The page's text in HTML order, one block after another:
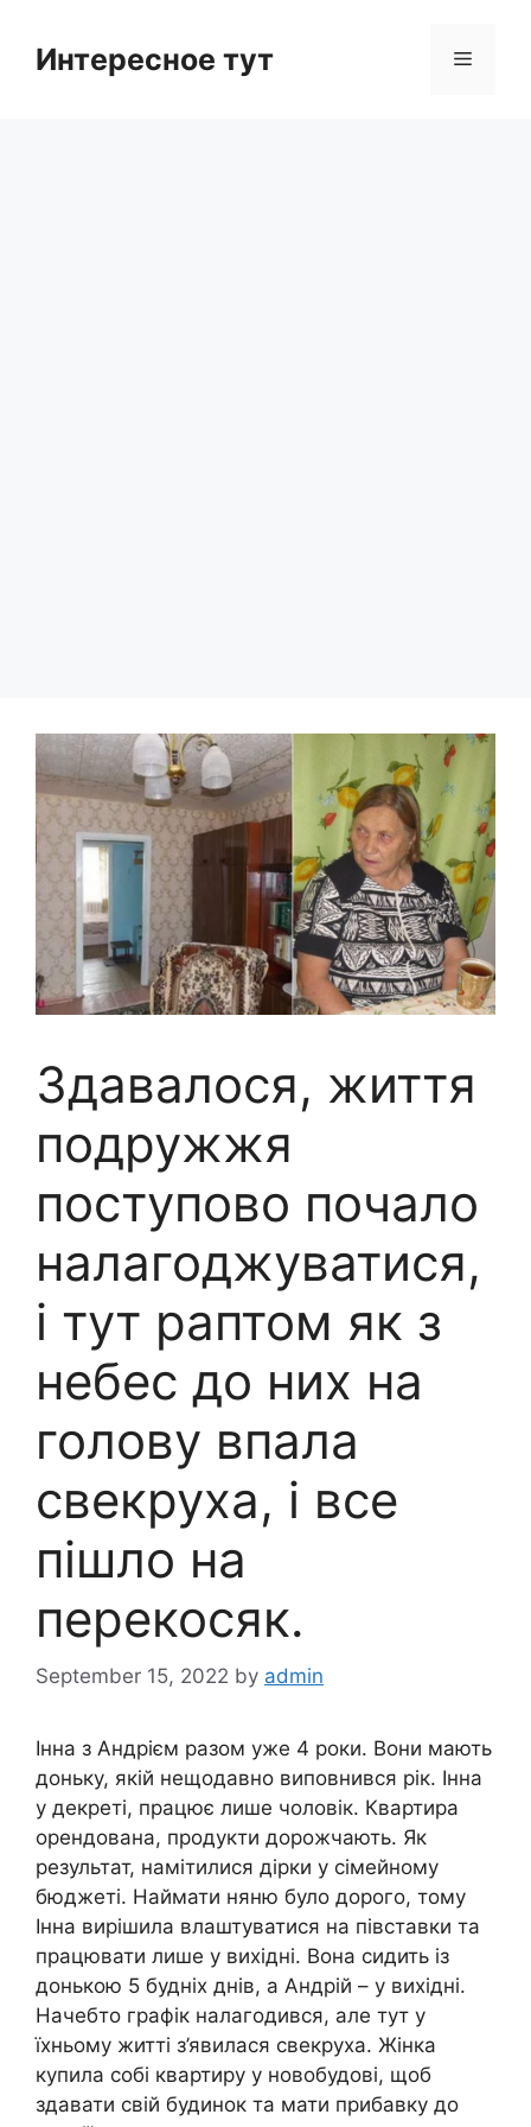
contentИнтересное тут Menu
Здавалося, життя
подружжя
поступово почало
налагоджуватися,
і тут раптом як з
небес до них на
голову впала
свекруха, і все
пішло на
перекосяк.
September 15, 2022 by admin
Інна з Андрієм разом уже 4 роки. Вони мають
доньку, якій нещодавно виповнився рік. Інна
у декреті, працює лише чоловік. Квартира
орендована, продукти дорожчають. Як
результат, намітилися дірки у сімейному
бюджеті. Наймати няню було дорого, тому
Інна вирішила влаштуватися на півставки та
працювати лише у вихідні. Вона сидить із
донькою 5 будніх днів, а Андрій – у вихідні.
Начебто графік налагодився, але тут у
їхньому житті з’явилася свекруха. Жінка
купила собі квартиру у новобудові, щоб
здавати свій будинок та мати прибавку до